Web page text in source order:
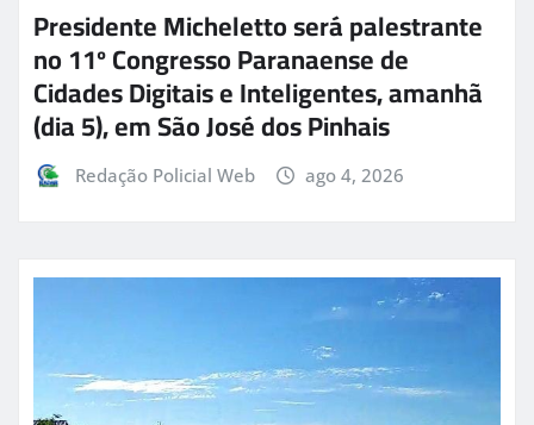
Presidente Micheletto será palestrante
no 11º Congresso Paranaense de
Cidades Digitais e Inteligentes, amanhã
(dia 5), em São José dos Pinhais
Redação Policial Web ago 4, 2026